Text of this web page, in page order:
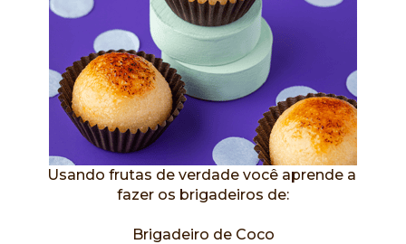
Usando frutas de verdade você aprende a
fazer os brigadeiros de:
Brigadeiro de Coco